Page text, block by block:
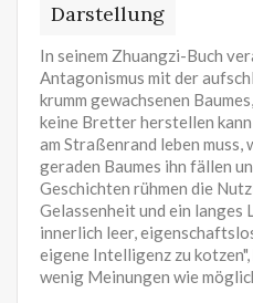
Darstellung
In seinem Zhuangzi-Buch
Antagonismus mit der
krumm gewachsenen
keine Bretter herstellen
am Straßenrand leben
geraden Baumes ihn fällen
Geschichten rühmen die
Gelassenheit und ein langes
innerlich leer,
eigene Intelligenz zu
wenig Meinungen wie